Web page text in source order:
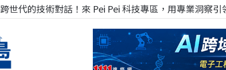
跨世代的技術對話！來 Pei Pei 科技專區，用專業洞察引